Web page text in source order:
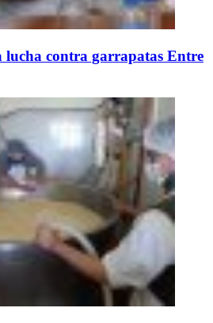
lucha contra garrapatas Entre